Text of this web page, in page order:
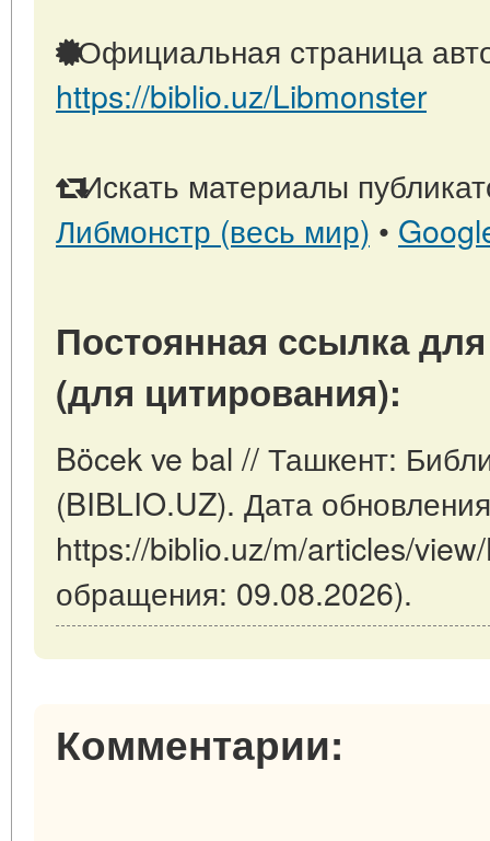
Официальная страница
https://biblio.uz/Libmonster
Искать материалы
Либмонстр (весь мир) •
Постоянная ссылка
(для цитирования):
Böcek ve bal // Ташкент:
(BIBLIO.UZ). Дата
https://biblio.uz/m/articles/
обращения: 09.08.2026).
Комментарии: